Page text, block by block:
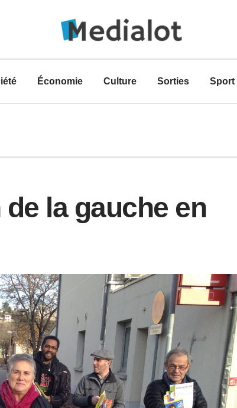
Économie Culture Sorties Sport
de la gauche en